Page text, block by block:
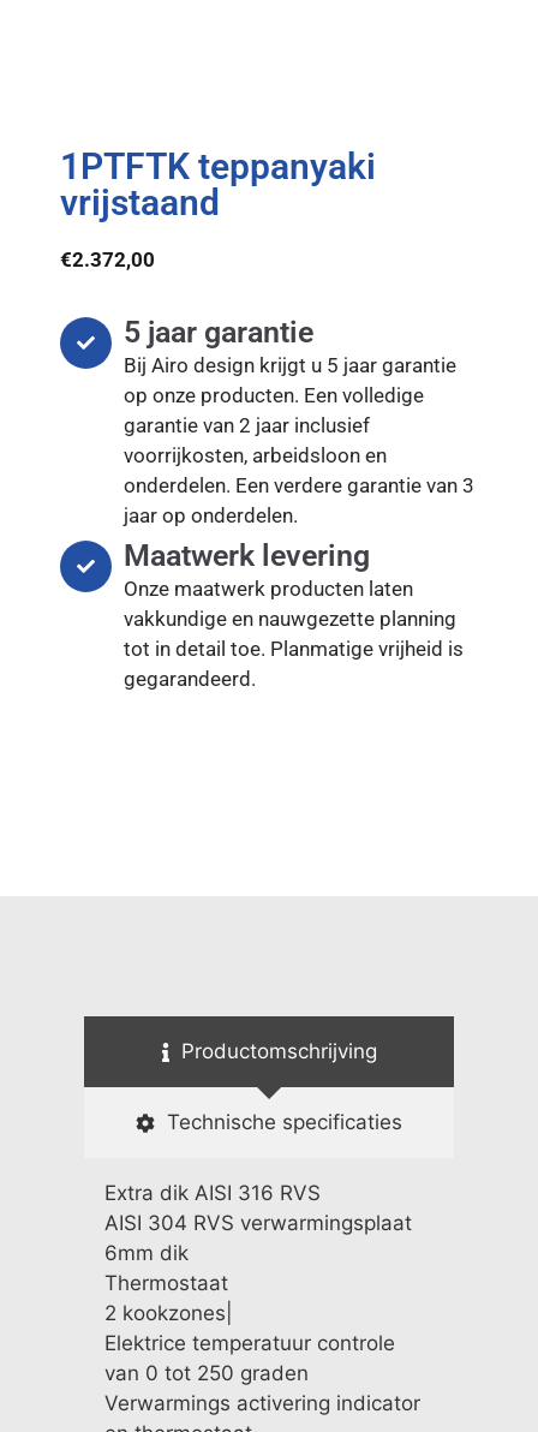
1PTFTK teppanyaki
vrijstaand
€2.372,00
5 jaar garantie
Bij Airo design krijgt u 5 jaar garantie
op onze producten. Een volledige
garantie van 2 jaar inclusief
voorrijkosten, arbeidsloon en
onderdelen. Een verdere garantie van 3
jaar op onderdelen.
Maatwerk levering
Onze maatwerk producten laten
vakkundige en nauwgezette planning
tot in detail toe. Planmatige vrijheid is
gegarandeerd.
Productomschrijving
Technische specificaties
Extra dik AISI 316 RVS
AISI 304 RVS verwarmingsplaat
6mm dik
Thermostaat
2 kookzones|
Elektrice temperatuur controle
van 0 tot 250 graden
Verwarmings activering indicator